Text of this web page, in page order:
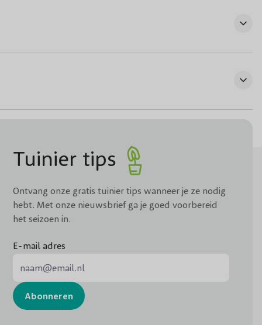
Tuinier tips
Ontvang onze gratis tuinier tips wanneer je ze nodig
hebt. Met onze nieuwsbrief ga je goed voorbereid
het seizoen in.
E-mail adres
Abonneren